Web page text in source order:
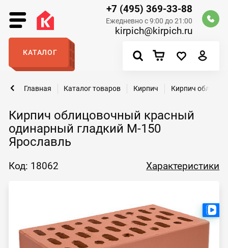
+7 (495) 369-33-88
Ежедневно с 9:00 до 21:00
kirpich@kirpich.ru
КАТАЛОГ
Кирпич облицовочный красный
одинарный гладкий М-150
Ярославль
Главная Каталог товаров Кирпич Кирпич
Код: 18062 Характеристики